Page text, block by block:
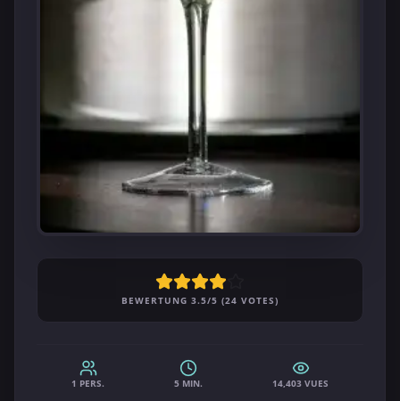
BEWERTUNG 3.5/5 (24 VOTES)
1 PERS. 5 MIN. 14,403 VUES